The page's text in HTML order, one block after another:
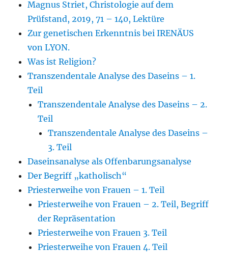
Magnus Striet, Christologie auf dem
Prüfstand, 2019, 71 – 140, Lektüre
Zur genetischen Erkenntnis bei IRENÄUS
von LYON.
Was ist Religion?
Transzendentale Analyse des Daseins – 1.
Teil
Transzendentale Analyse des Daseins – 2.
Teil
Transzendentale Analyse des Daseins –
3. Teil
Daseinsanalyse als Offenbarungsanalyse
Der Begriff „katholisch“
Priesterweihe von Frauen – 1. Teil
Priesterweihe von Frauen – 2. Teil, Begriff
der Repräsentation
Priesterweihe von Frauen 3. Teil
Priesterweihe von Frauen 4. Teil